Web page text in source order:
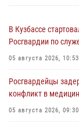
В Кузбассе
Росгвардии по
05 августа 2026, 10:53
Росгвардейцы
конфликт в
05 августа 2026, 09:30